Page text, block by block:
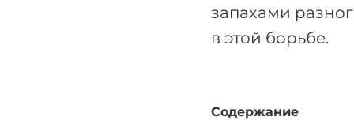
запахами
в этой борьбе.
Содержание